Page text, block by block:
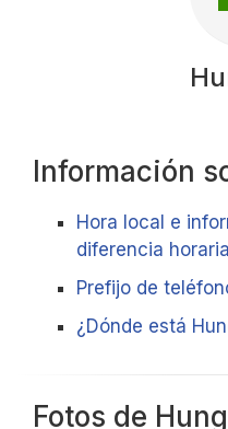
Información
Hora local e
diferencia
Prefijo de
¿Dónde está
Fotos de